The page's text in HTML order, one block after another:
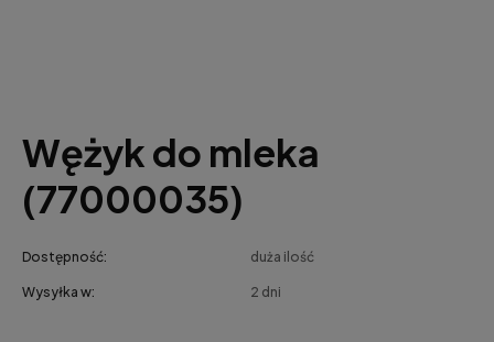
Wężyk do mleka
(77000035)
Dostępność: duża ilość
Wysyłka w: 2 dni